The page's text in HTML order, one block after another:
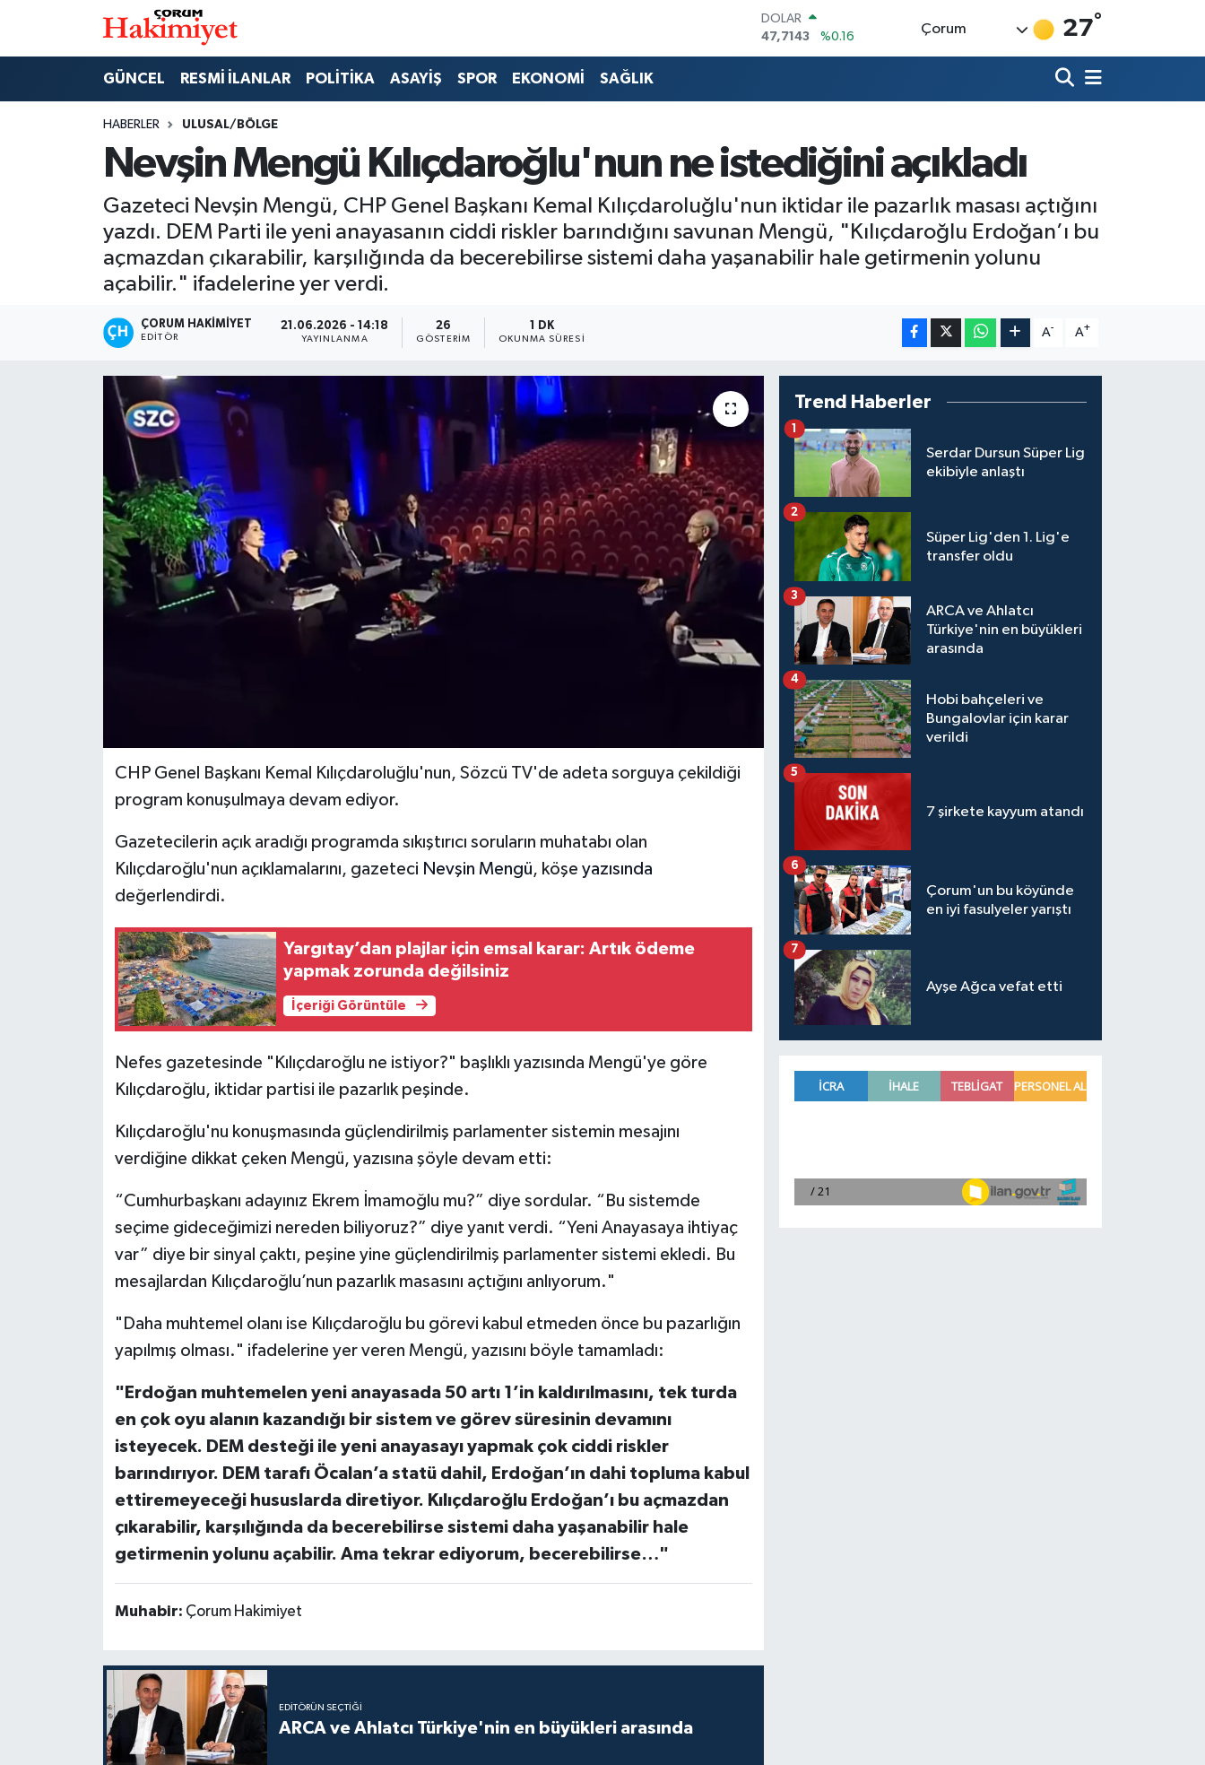
EURO
55,0317
%-0.02
STERLİN
13.887
%64
BITCOIN
3.070.917,47
%-0.76
DOLAR
47,7143
%0.16
Çorum 27°
GÜNCEL RESMİ İLANLAR POLİTİKA ASAYİŞ SPOR EKONOMİ SAĞLIK
HABERLER ULUSAL/BÖLGE
Nevşin Mengü Kılıçdaroğlu'nun ne istediğini açıkladı
Gazeteci Nevşin Mengü, CHP Genel Başkanı Kemal Kılıçdaroluğlu'nun iktidar ile pazarlık masası açtığını
yazdı. DEM Parti ile yeni anayasanın ciddi riskler barındığını savunan Mengü, "Kılıçdaroğlu Erdoğan’ı bu
açmazdan çıkarabilir, karşılığında da becerebilirse sistemi daha yaşanabilir hale getirmenin yolunu
açabilir." ifadelerine yer verdi.
ÇORUM HAKIMIYET
EDITÖR
21.06.2026 - 14:18
YAYINLANMA
26
GÖSTERIM
1 DK
OKUNMA SÜRESI
A- A+
CHP Genel Başkanı Kemal Kılıçdaroluğlu'nun, Sözcü TV'de adeta sorguya çekildiği
program konuşulmaya devam ediyor.
Gazetecilerin açık aradığı programda sıkıştırıcı soruların muhatabı olan
Kılıçdaroğlu'nun açıklamalarını, gazeteci Nevşin Mengü, köşe yazısında
değerlendirdi.
Yargıtay’dan plajlar için emsal karar: Artık ödeme
yapmak zorunda değilsiniz
İçeriği Görüntüle
Nefes gazetesinde "Kılıçdaroğlu ne istiyor?" başlıklı yazısında Mengü'ye göre
Kılıçdaroğlu, iktidar partisi ile pazarlık peşinde.
Kılıçdaroğlu'nu konuşmasında güçlendirilmiş parlamenter sistemin mesajını
verdiğine dikkat çeken Mengü, yazısına şöyle devam etti:
“Cumhurbaşkanı adayınız Ekrem İmamoğlu mu?” diye sordular. “Bu sistemde
seçime gideceğimizi nereden biliyoruz?” diye yanıt verdi. “Yeni Anayasaya ihtiyaç
var” diye bir sinyal çaktı, peşine yine güçlendirilmiş parlamenter sistemi ekledi. Bu
mesajlardan Kılıçdaroğlu’nun pazarlık masasını açtığını anlıyorum."
"Daha muhtemel olanı ise Kılıçdaroğlu bu görevi kabul etmeden önce bu pazarlığın
yapılmış olması." ifadelerine yer veren Mengü, yazısını böyle tamamladı:
"Erdoğan muhtemelen yeni anayasada 50 artı 1’in kaldırılmasını, tek turda
en çok oyu alanın kazandığı bir sistem ve görev süresinin devamını
isteyecek. DEM desteği ile yeni anayasayı yapmak çok ciddi riskler
barındırıyor. DEM tarafı Öcalan’a statü dahil, Erdoğan’ın dahi topluma kabul
ettiremeyeceği hususlarda diretiyor. Kılıçdaroğlu Erdoğan’ı bu açmazdan
çıkarabilir, karşılığında da becerebilirse sistemi daha yaşanabilir hale
getirmenin yolunu açabilir. Ama tekrar ediyorum, becerebilirse…"
Muhabir: Çorum Hakimiyet
EDITÖRÜN SEÇTIĞI
ARCA ve Ahlatcı Türkiye'nin en büyükleri arasında
Trend Haberler
Serdar Dursun Süper Lig
ekibiyle anlaştı
1
Süper Lig'den 1. Lig'e
transfer oldu
2
ARCA ve Ahlatcı
Türkiye'nin en büyükleri
arasında
3
Hobi bahçeleri ve
Bungalovlar için karar
verildi
4
7 şirkete kayyum atandı
5
Çorum'un bu köyünde
en iyi fasulyeler yarıştı
6
Ayşe Ağca vefat etti
7
EKONOMİ
AKTÜEL
OTOPARK
TEKNOLOJİ
Nöbetçi Eczaneler
Çorum Namaz Vakitleri
Trafik Durumu
Süper Lig Puan Durumu ve Fikstür
Tüm Manşetler
Son Dakika Haberleri
Haber Arşivi